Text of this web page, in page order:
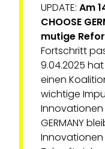
UPDATE:Am
CHOOSE
mutige
Fortschritt
9.04.2025
einen
wichtige
Innovationen
GERMANY